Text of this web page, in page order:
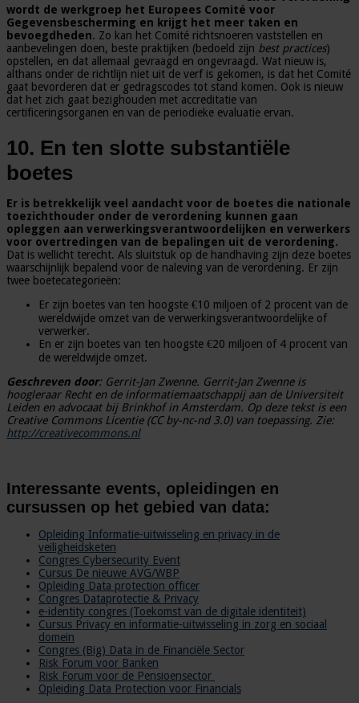
wordt de werkgroep het Europees Comité voor
Gegevensbescherming en krijgt het meer taken en
bevoegdheden. Zo kan het Comité richtsnoeren vaststellen en
aanbevelingen doen, beste praktijken (bedoeld zijn best practices)
opstellen, en dat allemaal gevraagd en ongevraagd. Wat nieuw is,
althans onder de richtlijn niet uit de verf is gekomen, is dat het Comité
gaat bevorderen dat er gedragscodes tot stand komen. Ook is nieuw
dat het zich gaat bezighouden met accreditatie van
certificeringsorganen en van de periodieke evaluatie ervan.
10. En ten slotte substantiële
boetes
Er is betrekkelijk veel aandacht voor de boetes die nationale
toezichthouder onder de verordening kunnen gaan
opleggen aan verwerkingsverantwoordelijken en verwerkers
voor overtredingen van de bepalingen uit de verordening.
Dat is wellicht terecht. Als sluitstuk op de handhaving zijn deze boetes
waarschijnlijk bepalend voor de naleving van de verordening. Er zijn
twee boetecategorieën:
Er zijn boetes van ten hoogste €10 miljoen of 2 procent van de
wereldwijde omzet van de verwerkingsverantwoordelijke of
verwerker.
En er zijn boetes van ten hoogste €20 miljoen of 4 procent van
de wereldwijde omzet.
Geschreven door: Gerrit-Jan Zwenne. Gerrit-Jan Zwenne is
hoogleraar Recht en de informatiemaatschappij aan de Universiteit
Leiden en advocaat bij Brinkhof in Amsterdam. Op deze tekst is een
Creative Commons Licentie (CC by-nc-nd 3.0) van toepassing. Zie:
http://creativecommons.nl
Interessante events, opleidingen en
cursussen op het gebied van data:
Opleiding Informatie-uitwisseling en privacy in de
veiligheidsketen
Congres Cybersecurity Event
Cursus De nieuwe AVG/WBP
Opleiding Data protection officer
Congres Dataprotectie & Privacy
e-identity congres (Toekomst van de digitale identiteit)
Cursus Privacy en informatie-uitwisseling in zorg en sociaal
domein
Congres (Big) Data in de Financiële Sector
Risk Forum voor Banken
Risk Forum voor de Pensioensector
Opleiding Data Protection voor Financials